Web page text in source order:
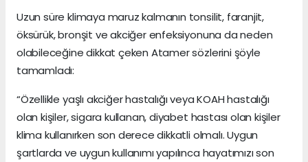
Uzun süre klimaya maruz kalmanın tonsilit, faranjit,
öksürük, bronşit ve akciğer enfeksiyonuna da neden
olabileceğine dikkat çeken Atamer sözlerini şöyle
tamamladı:
“Özellikle yaşlı akciğer hastalığı veya KOAH hastalığı
olan kişiler, sigara kullanan, diyabet hastası olan kişiler
klima kullanırken son derece dikkatli olmalı. Uygun
şartlarda ve uygun kullanımı yapılınca hayatımızı son